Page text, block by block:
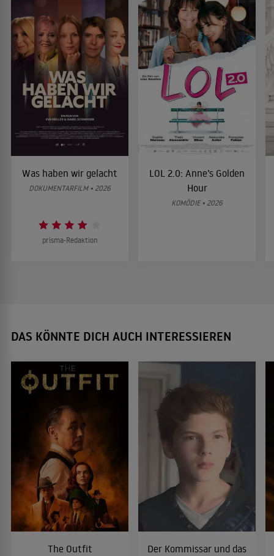
Was haben wir gelacht
DOKUMENTARFILM • 2026
prisma-Redaktion
LOL 2.0: Anne’s Golden
Hour
KOMÖDIE • 2026
DAS KÖNNTE DICH AUCH INTERESSIEREN
The Outfit
Der Kommissar und das